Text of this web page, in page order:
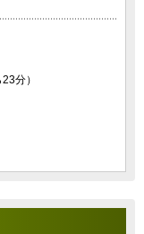
分）